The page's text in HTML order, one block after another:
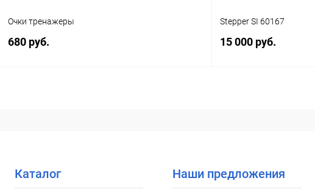
Очки тренажеры
680 руб.
Stepper SI 60167
15 000 руб.
Каталог Наши предложения